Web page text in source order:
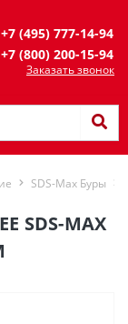
+7 (495) 777-14-94
+7 (800) 200-15-94
Заказать звонок
SDS-Max Буры
SDS-MAX